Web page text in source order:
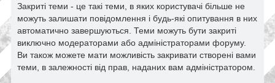
Закриті теми - це такі теми, в яких користувачі більше не
можуть залишати повідомлення і будь-які опитування в них
автоматично завершуються. Теми можуть бути закриті
виключно модераторами або адміністраторами форуму.
Ви також можете мати можливість закривати створені вами
теми, в залежності від прав, наданих вам адміністратором.